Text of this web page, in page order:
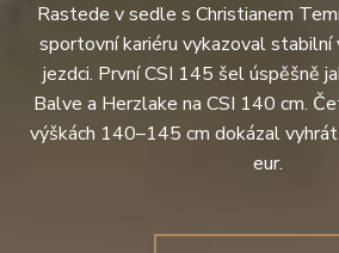
Rastede v sedle s Christianem
sportovní kariéru vykazoval stabilní
jezdci. První CSI 145 šel úspěšně
Balve a Herzlake na CSI 140 cm.
výškách 140–145 cm dokázal
eur.